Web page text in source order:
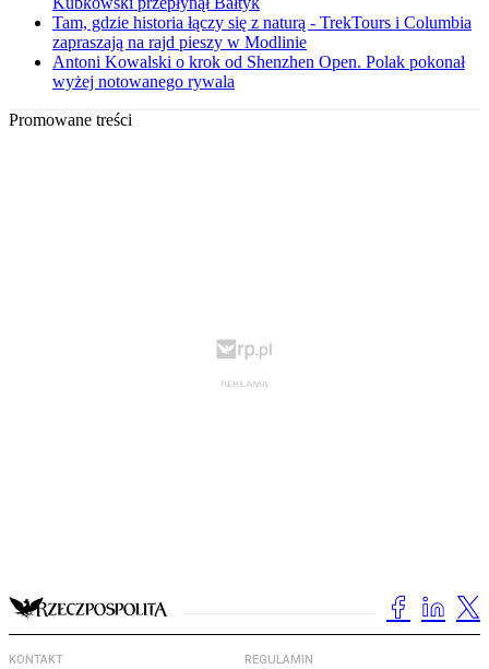
Tam, gdzie historia łączy się z naturą - TrekTours i Columbia
zapraszają na rajd pieszy w Modlinie
Antoni Kowalski o krok od Shenzhen Open. Polak pokonał
wyżej notowanego rywala
Promowane treści
KONTAKT REGULAMIN